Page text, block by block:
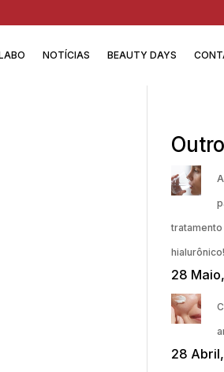
NOTÍCIAS BEAUTY DAYS
hialurônico!
28
28